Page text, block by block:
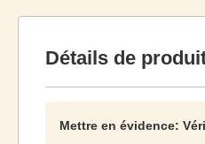
Détails de
Mettre en évidence: